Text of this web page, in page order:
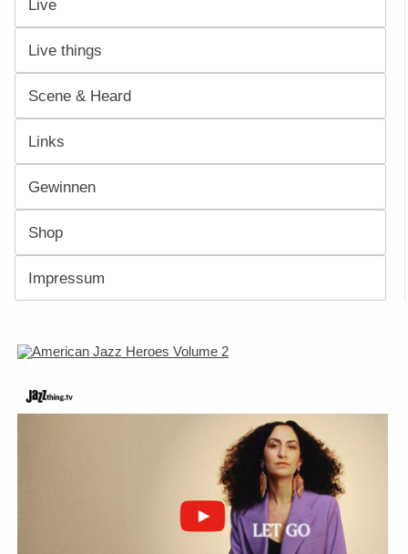
Live
Live things
Scene & Heard
Links
Gewinnen
Shop
Impressum